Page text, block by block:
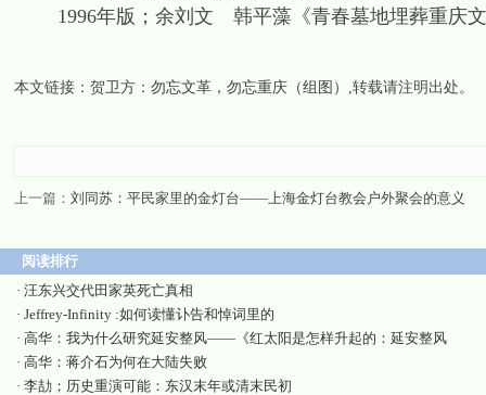
1996年版；余刘文 韩平藻《青春墓地埋葬重庆
本文链接： 贺卫方：勿忘文革，勿忘重庆（组图） ,转载请注明出处。
上一篇： 刘同苏：平民家里的金灯台——上海金灯台教会户外聚会的意义
阅读排行
· 汪东兴交代田家英死亡真相
· Jeffrey-Infinity :如何读懂讣告和悼词里的
· 高华：我为什么研究延安整风——《红太阳是怎样升起的：延安整风
· 高华：蒋介石为何在大陆失败
· 李劼；历史重演可能：东汉末年或清末民初